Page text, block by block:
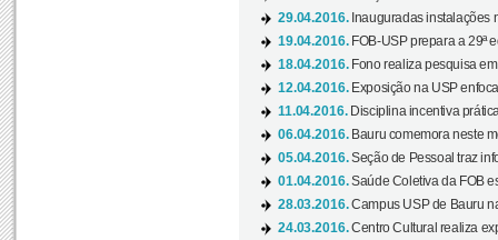
29.04.2016. Inauguradas instalações
19.04.2016. FOB-USP prepara a 29ª
18.04.2016. Fono realiza pesquisa
12.04.2016. Exposição na USP
11.04.2016. Disciplina incentiva
06.04.2016. Bauru comemora neste
05.04.2016.Seção de Pessoal traz
01.04.2016.Saúde Coletiva da FOB
28.03.2016.Campus USP de Bauru
24.03.2016.Centro Cultural realiza